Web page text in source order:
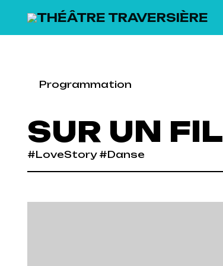
Programmation
SUR UN FIL
#LoveStory #Danse